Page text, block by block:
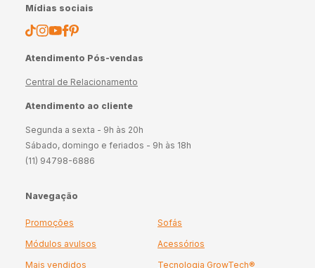
Mídias sociais
Atendimento Pós-vendas
Central de Relacionamento
Atendimento ao cliente
Segunda a sexta - 9h às 20h
Sábado, domingo e feriados - 9h às 18h
(11) 94798-6886
Navegação
Promoções
Sofás
Módulos avulsos
Acessórios
Mais vendidos
Tecnologia GrowTech®